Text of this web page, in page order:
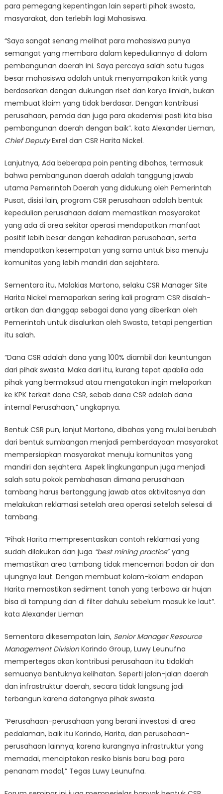
para pemegang kepentingan lain seperti pihak swasta,
masyarakat, dan terlebih lagi Mahasiswa.
“Saya sangat senang melihat para mahasiswa punya
semangat yang membara dalam kepeduliannya di dalam
pembangunan daerah ini. Saya percaya salah satu tugas
besar mahasiswa adalah untuk menyampaikan kritik yang
berdasarkan dengan dukungan riset dan karya ilmiah, bukan
membuat klaim yang tidak berdasar. Dengan kontribusi
perusahaan, pemda dan juga para akademisi pasti kita bisa
pembangunan daerah dengan baik”. kata Alexander Lieman,
Chief DeputyExrel dan CSR Harita Nickel.
Lanjutnya, Ada beberapa poin penting dibahas, termasuk
bahwa pembangunan daerah adalah tanggung jawab
utama Pemerintah Daerah yang didukung oleh Pemerintah
Pusat, disisi lain, program CSR perusahaan adalah bentuk
kepedulian perusahaan dalam memastikan masyarakat
yang ada di area sekitar operasi mendapatkan manfaat
positif lebih besar dengan kehadiran perusahaan, serta
mendapatkan kesempatan yang sama untuk bisa menuju
komunitas yang lebih mandiri dan sejahtera.
Sementara itu, Malakias Martono, selaku CSR Manager Site
Harita Nickel memaparkan sering kali program CSR disalah-
artikan dan dianggap sebagai dana yang diberikan oleh
Pemerintah untuk disalurkan oleh Swasta, tetapi pengertian
itu salah.
“Dana CSR adalah dana yang 100% diambil dari keuntungan
dari pihak swasta. Maka dari itu, kurang tepat apabila ada
pihak yang bermaksud atau mengatakan ingin melaporkan
ke KPK terkait dana CSR, sebab dana CSR adalah dana
internal Perusahaan,” ungkapnya.
Bentuk CSR pun, lanjut Martono, dibahas yang mulai berubah
dari bentuk sumbangan menjadi pemberdayaan masyarakat
mempersiapkan masyarakat menuju komunitas yang
mandiri dan sejahtera. Aspek lingkunganpun juga menjadi
salah satu pokok pembahasan dimana perusahaan
tambang harus bertanggung jawab atas aktivitasnya dan
melakukan reklamasi setelah area operasi setelah selesai di
tambang.
“Pihak Harita mempresentasikan contoh reklamasi yang
sudah dilakukan dan juga “best mining practice” yang
memastikan area tambang tidak mencemari badan air dan
ujungnya laut. Dengan membuat kolam-kolam endapan
Harita memastikan sediment tanah yang terbawa air hujan
bisa di tampung dan di filter dahulu sebelum masuk ke laut”.
kata Alexander Lieman
Sementara dikesempatan lain, Senior Manager Resource
Management DivisionKorindo Group, Luwy Leunufna
mempertegas akan kontribusi perusahaan itu tidaklah
semuanya bentuknya kelihatan. Seperti jalan-jalan daerah
dan infrastruktur daerah, secara tidak langsung jadi
terbangun karena datangnya pihak swasta.
“Perusahaan-perusahaan yang berani investasi di area
pedalaman, baik itu Korindo, Harita, dan perusahaan-
perusahaan lainnya; karena kurangnya infrastruktur yang
memadai, menciptakan resiko bisnis baru bagi para
penanam modal,” Tegas Luwy Leunufna.